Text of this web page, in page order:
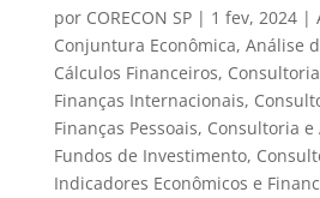
por CORECON SP| 1 fev, 2024|
Conjuntura Econômica, Análise
Cálculos Financeiros,
Finanças Internacionais,
Finanças Pessoais, Consultoria e
Fundos de Investimento,
Indicadores Econômicos e